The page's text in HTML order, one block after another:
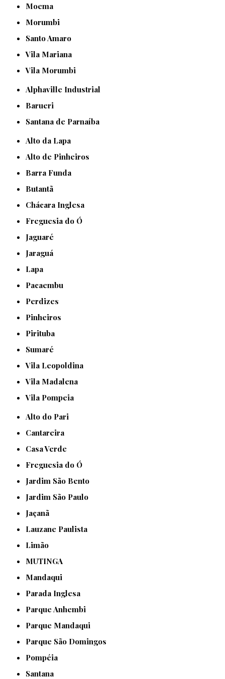
Moema
Morumbi
Santo Amaro
Vila Mariana
Vila Morumbi
Alphaville Industrial
Barueri
Santana de Parnaíba
Alto da Lapa
Alto de Pinheiros
Barra Funda
Butantã
Chácara Inglesa
Freguesia do Ó
Jaguaré
Jaraguá
Lapa
Pacaembu
Perdizes
Pinheiros
Pirituba
Sumaré
Vila Leopoldina
Vila Madalena
Vila Pompeia
Alto do Pari
Cantareira
Casa Verde
Freguesia do Ó
Jardim São Bento
Jardim São Paulo
Jaçanã
Lauzane Paulista
Limão
MUTINGA
Mandaqui
Parada Inglesa
Parque Anhembi
Parque Mandaqui
Parque São Domingos
Pompéia
Santana